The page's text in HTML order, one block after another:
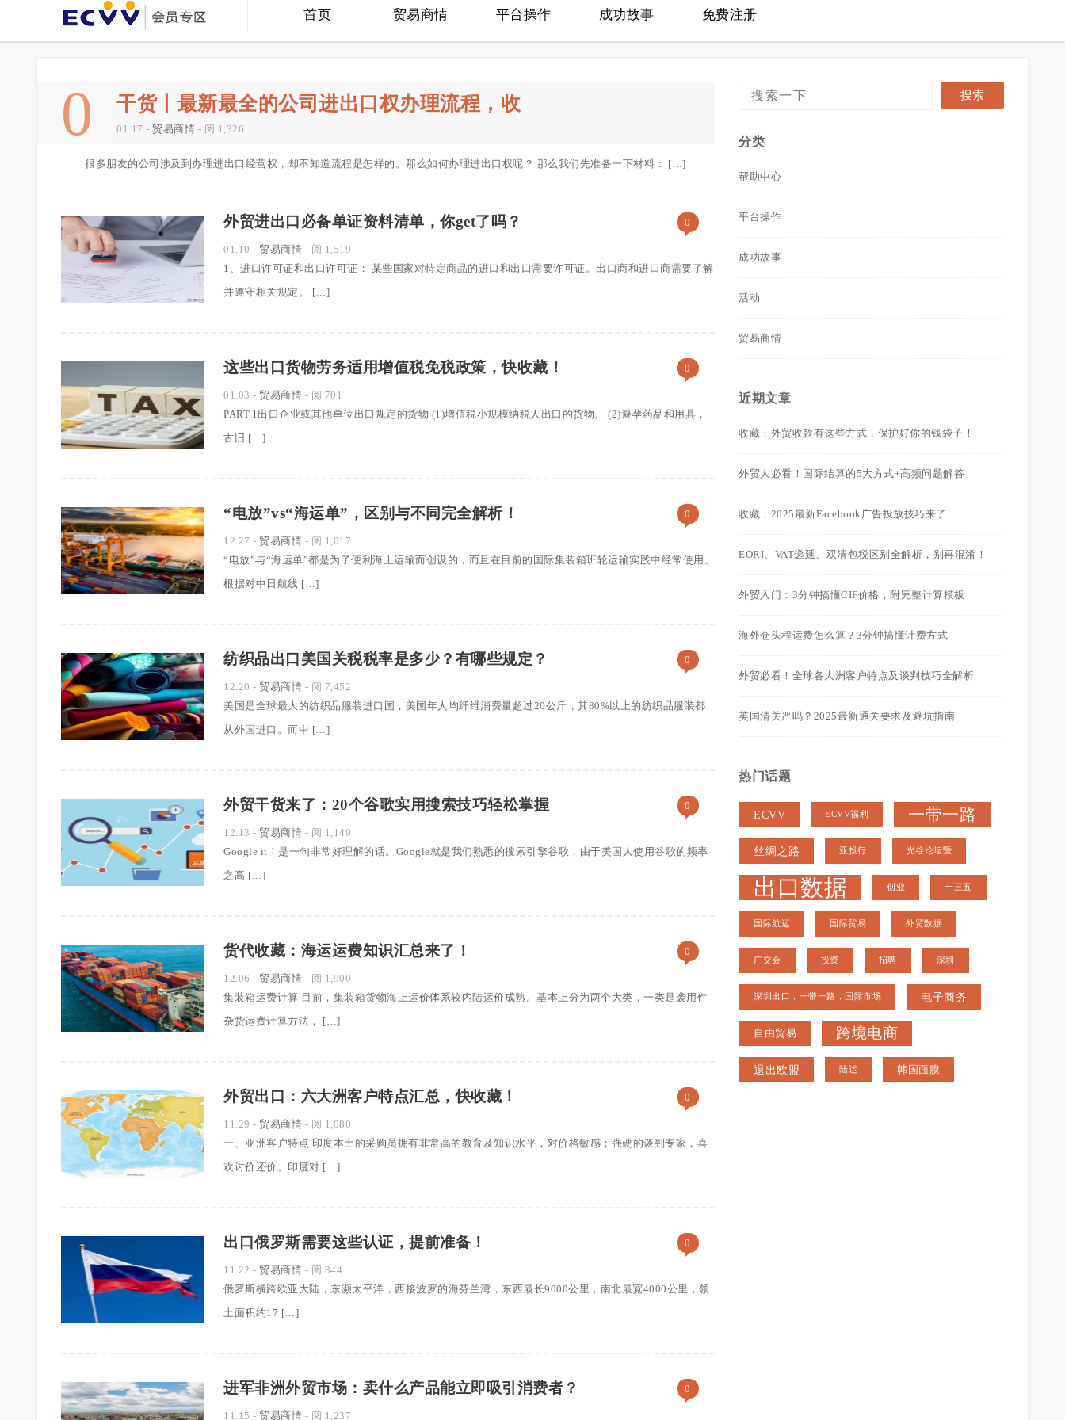
首页 贸易商情 平台操作 成功故事 免费注册
0
干货丨最新最全的公司进出口权办理流程，收
藏！
01.17 - 贸易商情 - 阅 1,326
很多朋友的公司涉及到办理进出口经营权，却不知道流程是怎样的。那么如何办理进出口权呢？ 那么我们先准备一下材料： […]
0
外贸进出口必备单证资料清单，你get了吗？
01.10 - 贸易商情 - 阅 1,519
1、进口许可证和出口许可证： 某些国家对特定商品的进口和出口需要许可证。出口商和进口商需要了解
并遵守相关规定。 […]
0
这些出口货物劳务适用增值税免税政策，快收藏！
01.03 - 贸易商情 - 阅 701
PART.1出口企业或其他单位出口规定的货物 (1)增值税小规模纳税人出口的货物。 (2)避孕药品和用具，
古旧 […]
0
“电放”vs“海运单”，区别与不同完全解析！
12.27 - 贸易商情 - 阅 1,017
“电放”与“海运单”都是为了便利海上运输而创设的，而且在目前的国际集装箱班轮运输实践中经常使用。
根据对中日航线 […]
0
纺织品出口美国关税税率是多少？有哪些规定？
12.20 - 贸易商情 - 阅 7,452
美国是全球最大的纺织品服装进口国，美国年人均纤维消费量超过20公斤，其80%以上的纺织品服装都
从外国进口。而中 […]
0
外贸干货来了：20个谷歌实用搜索技巧轻松掌握
12.13 - 贸易商情 - 阅 1,149
Google it！是一句非常好理解的话。Google就是我们熟悉的搜索引擎谷歌，由于美国人使用谷歌的频率
之高 […]
0
货代收藏：海运运费知识汇总来了！
12.06 - 贸易商情 - 阅 1,900
集装箱运费计算 目前，集装箱货物海上运价体系较内陆运价成熟。基本上分为两个大类，一类是袭用件
杂货运费计算方法， […]
0
外贸出口：六大洲客户特点汇总，快收藏！
11.29 - 贸易商情 - 阅 1,080
一、亚洲客户特点 印度本土的采购员拥有非常高的教育及知识水平，对价格敏感；强硬的谈判专家，喜
欢讨价还价。印度对 […]
0
出口俄罗斯需要这些认证，提前准备！
11.22 - 贸易商情 - 阅 844
俄罗斯横跨欧亚大陆，东濒太平洋，西接波罗的海芬兰湾，东西最长9000公里，南北最宽4000公里，领
土面积约17 […]
0
进军非洲外贸市场：卖什么产品能立即吸引消费者？
11.15 - 贸易商情 - 阅 1,237
分类
帮助中心
平台操作
成功故事
活动
贸易商情
近期文章
收藏：外贸收款有这些方式，保护好你的钱袋子！
外贸人必看！国际结算的5大方式+高频问题解答
收藏：2025最新Facebook广告投放技巧来了
EORI、VAT递延、双清包税区别全解析，别再混淆！
外贸入门：3分钟搞懂CIF价格，附完整计算模板
海外仓头程运费怎么算？3分钟搞懂计费方式
外贸必看！全球各大洲客户特点及谈判技巧全解析
英国清关严吗？2025最新通关要求及避坑指南
热门话题
ECVV ECVV福利 一带一路
丝绸之路 亚投行 光谷论坛暨
出口数据 创业 十三五
国际航运 国际贸易 外贸数据
广交会 投资 招聘 深圳
深圳出口，一带一路，国际市场 电子商务
自由贸易 跨境电商
退出欧盟 陆运 韩国面膜